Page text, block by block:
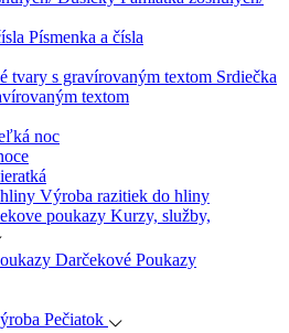
Písmenka a čísla
Srdiečka
textom
noc
Výroba razitiek do hliny
Kurzy, služby,
Darčekové Poukazy
Pečiatok